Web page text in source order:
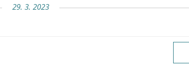
29. 3. 2023